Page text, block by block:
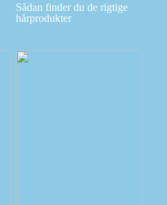
Sådan finder du de rigtige
hårprodukter